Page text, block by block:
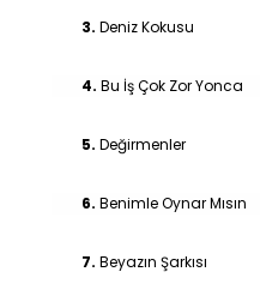
3. Deniz Kokusu
4. Bu İş Çok Zor Yonca
5. Değirmenler
6. Benimle Oynar Mısın
7. Beyazın Şarkısı